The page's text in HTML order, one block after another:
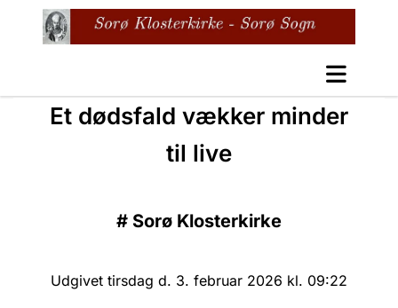
Et dødsfald vækker minder
til live
# Sorø Klosterkirke
Udgivet tirsdag d. 3. februar 2026 kl. 09:22